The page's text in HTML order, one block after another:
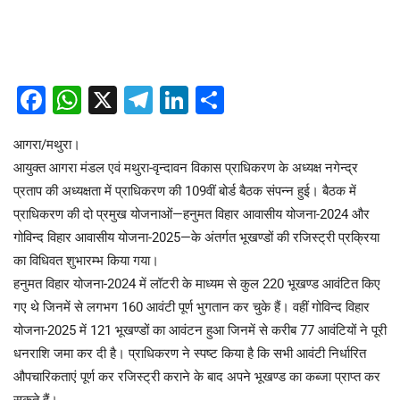
Facebook
WhatsApp
X Telegram
LinkedIn
आगरा/मथुरा।
आयुक्त आगरा मंडल एवं मथुरा-वृन्दावन विकास प्राधिकरण के अध्यक्ष नगेन्द्र
प्रताप की अध्यक्षता में प्राधिकरण की 109वीं बोर्ड बैठक संपन्न हुई। बैठक में
प्राधिकरण की दो प्रमुख योजनाओं—हनुमत विहार आवासीय योजना-2024 और
गोविन्द विहार आवासीय योजना-2025—के अंतर्गत भूखण्डों की रजिस्ट्री प्रक्रिया
का विधिवत शुभारम्भ किया गया।
हनुमत विहार योजना-2024 में लॉटरी के माध्यम से कुल 220 भूखण्ड आवंटित किए
गए थे जिनमें से लगभग 160 आवंटी पूर्ण भुगतान कर चुके हैं। वहीं गोविन्द विहार
योजना-2025 में 121 भूखण्डों का आवंटन हुआ जिनमें से करीब 77 आवंटियों ने पूरी
धनराशि जमा कर दी है। प्राधिकरण ने स्पष्ट किया है कि सभी आवंटी निर्धारित
औपचारिकताएं पूर्ण कर रजिस्ट्री कराने के बाद अपने भूखण्ड का कब्जा प्राप्त कर